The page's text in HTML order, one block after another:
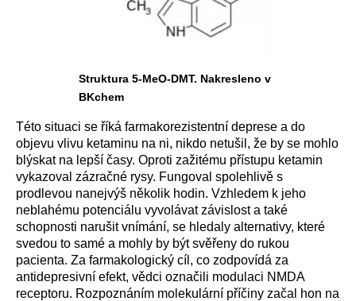
Struktura 5-MeO-DMT. Nakresleno v
BKchem
Této situaci se říká farmakorezistentní deprese a do
objevu vlivu ketaminu na ni, nikdo netušil, že by se mohlo
blýskat na lepší časy. Oproti zažitému přístupu ketamin
vykazoval zázračné rysy. Fungoval spolehlivě s
prodlevou nanejvýš několik hodin. Vzhledem k jeho
neblahému potenciálu vyvolávat závislost a také
schopnosti narušit vnímání, se hledaly alternativy, které
svedou to samé a mohly by být svěřeny do rukou
pacienta. Za farmakologický cíl, co zodpovídá za
antidepresivní efekt, vědci označili modulaci NMDA
receptoru. Rozpoznáním molekulární příčiny začal hon na